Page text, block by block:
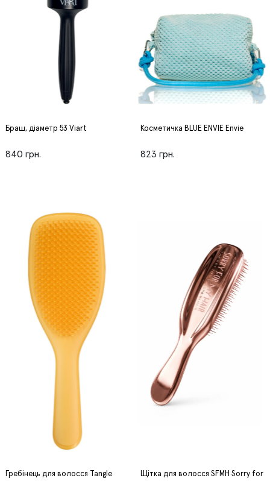
Браш, діаметр 53 Viart
840 грн.
Косметичка BLUE ENVIE Envie
823 грн.
Гребінець для волосся Tangle Щітка для волосся SFMH Sorry for